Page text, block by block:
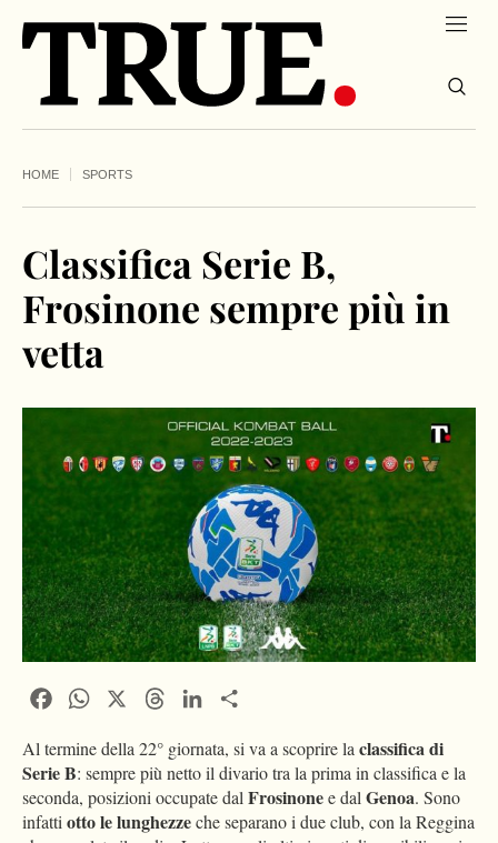
HOME SPORTS
Classifica Serie B,
Frosinone sempre più in
vetta
FacebookWhatsApp ThreadsLinkedIn
Al termine della 22° giornata, si va a scoprire laclassifica di
Serie B: sempre più netto il divario tra la prima in classifica e la
seconda, posizioni occupate dalFrosinonee dalGenoa. Sono
infattiotto le lunghezzeche separano i due club, con la Reggina